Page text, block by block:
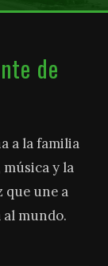
de
a la familia
y la
que une a
al mundo.